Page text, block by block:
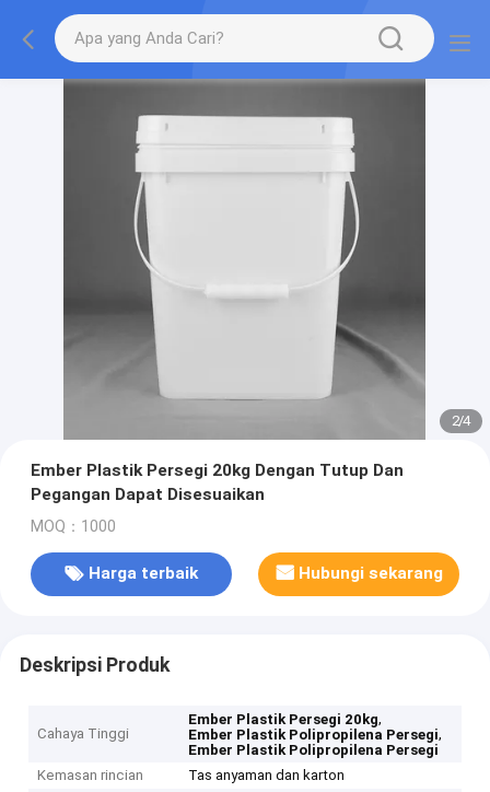
2/4
Ember Plastik Persegi 20kg Dengan Tutup Dan
Pegangan Dapat Disesuaikan
MOQ：1000
Harga terbaik Hubungi sekarang
Deskripsi Produk
Cahaya Tinggi
Ember Plastik Persegi 20kg,
Ember Plastik Polipropilena Persegi,
Ember Plastik Polipropilena Persegi
Kemasan rincian
Tas anyaman dan karton